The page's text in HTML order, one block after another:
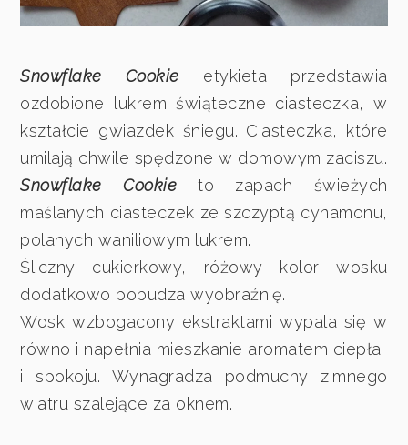
Snowflake Cookie etykieta przedstawia
ozdobione lukrem świąteczne ciasteczka, w
kształcie gwiazdek śniegu. Ciasteczka, które
umilają chwile spędzone w domowym zaciszu.
Snowflake Cookie to zapach świeżych
maślanych ciasteczek ze szczyptą cynamonu,
polanych waniliowym lukrem.
Śliczny cukierkowy, różowy kolor wosku
dodatkowo pobudza wyobraźnię.
Wosk wzbogacony ekstraktami wypala się w
równo i napełnia mieszkanie aromatem ciepła
i spokoju. Wynagradza podmuchy zimnego
wiatru szalejące za oknem.